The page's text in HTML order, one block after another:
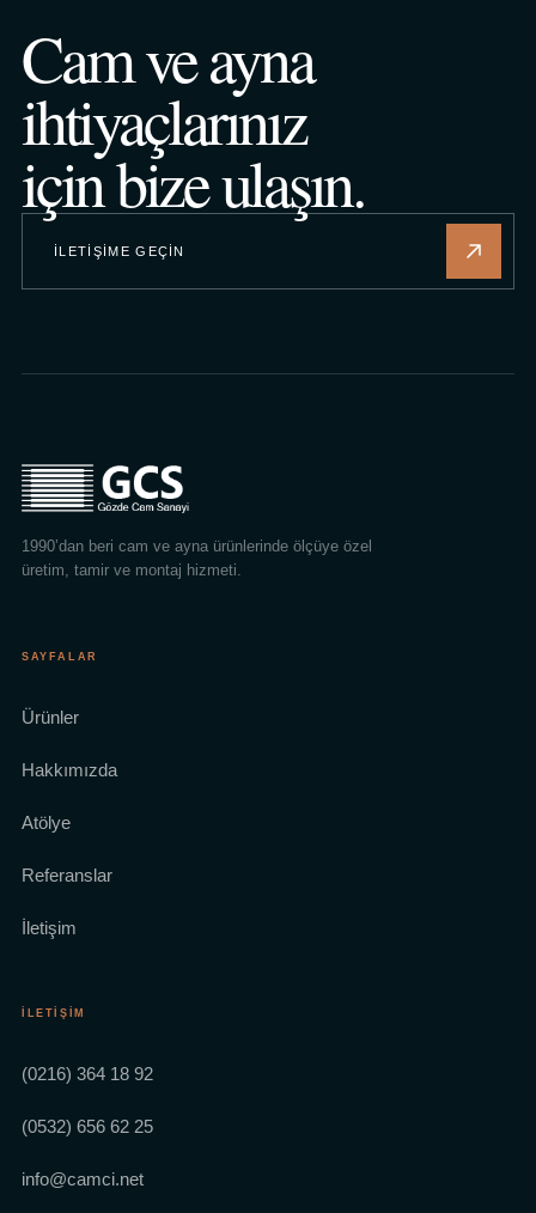
Cam ve ayna
ihtiyaçlarınız
için bize ulaşın.
İLETIŞIME GEÇIN
1990’dan beri cam ve ayna ürünlerinde ölçüye özel
üretim, tamir ve montaj hizmeti.
SAYFALAR
Ürünler
Hakkımızda
Atölye
Referanslar
İletişim
İLETIŞIM
(0216) 364 18 92
(0532) 656 62 25
info@camci.net